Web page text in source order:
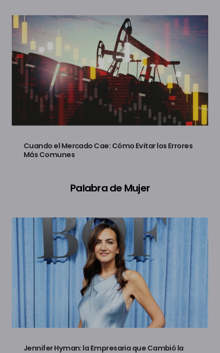
Cuando el Mercado Cae: Cómo Evitar los Errores
Más Comunes
Palabra de Mujer
Jennifer Hyman: la Empresaria que Cambió la